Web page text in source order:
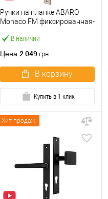
В наличии
Ручки на планке ABARO
Monaco FM фиксированная-
сталь
Цена 2 049 грн.
В корзину
Купить в 1 клик
Хит продаж